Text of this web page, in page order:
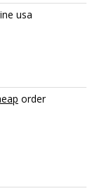
usa
order